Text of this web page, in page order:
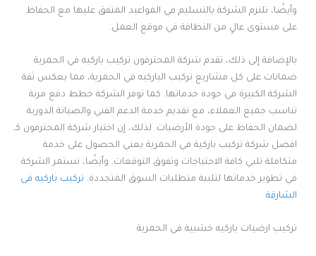
وأيضًا، تلتزم الشركة بالتسليم في المواعيد المتفق عليها مع الحفاظ
على مستوى عالٍ من النظافة في موقع العمل.
بالإضافة إلى ذلك، تقدم شركة المحترفون تركيب باركيه في الحمرية
ضمانات على كل مشاريع تركيب الباركيه في الحمرية، مما يعكس ثقة
الشركة الكبيرة في جودة خدماتها. كما توفر الشركة خطط دفع مرنة
تناسب جميع العملاء، مع تقديم خدمة الدعم الفني والصيانة الدورية
لضمان الحفاظ على جودة الأرضيات. لذلك، إن اختيار شركة المحترفون كـ
افضل شركة تركيب باركية في الحمرية يعني الحصول على خدمة
متكاملة تلبي كافة الاحتياجات وتفوق التوقعات. وأيضًا، تستمر الشركة
في تطوير خدماتها لتلبية متطلبات السوق المتجددة. تركيب باركيه في
الشارقة
تركيب ارضيات باركيه خشبية في الحمرية